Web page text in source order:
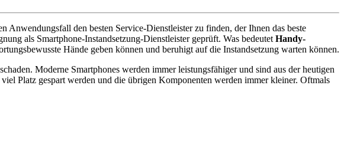
Anwendungsfall den besten Service-Dienstleister zu finden, der Ihnen das beste
als Smartphone-Instandsetzung-Dienstleister geprüft. Was bedeutet Handy-
Hände geben können und beruhigt auf die Instandsetzung warten können.
Moderne Smartphones werden immer leistungsfähiger und sind aus der heutigen
Platz gespart werden und die übrigen Komponenten werden immer kleiner. Oftmals